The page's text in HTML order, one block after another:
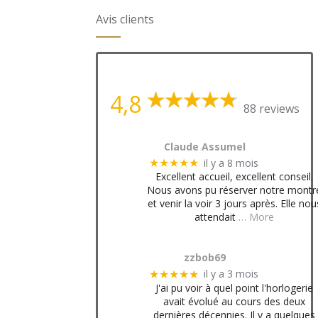
Avis clients
4,8 88 reviews
Claude Assumel
★★★★★ il y a 8 mois
Excellent accueil, excellent conseil.
Nous avons pu réserver notre
et venir la voir 3 jours après. Elle
attendait … More
zzbob69
★★★★★ il y a 3 mois
J'ai pu voir à quel point l'horlogerie
avait évolué au cours des deux
dernières décennies. Il y a quelques